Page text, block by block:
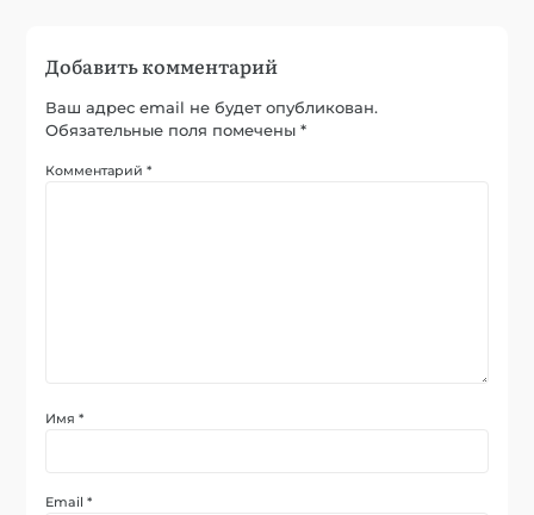
Добавить комментарий
Ваш адрес email не будет опубликован.
Обязательные поля помечены*
Комментарий*
Имя*
Email*